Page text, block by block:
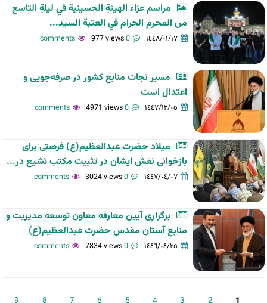
مراسم عزاء الهيئةِ الحسينية في ليلةِ التاسع
من المحرم الحرام في العتبة السيد...
١٤٤٨/٠١/١٧ 0 comments
977 views
مسیر نجات منابع کشور در صرفه‌جویی و
اعتدال است
١٤٤٧/١٢/٠٥ 0 comments
4971 views
میلاد حضرت عبدالعظیم(ع) فرصتی برای
بازخوانی نقش ایشان در تثبیت مکتب تشیع در...
١٤٤٧/٠٤/٠٧ 0 comments
3024 views
برگزاری آیین معارفه معاون توسعه مدیریت و
منابع آستان‌ مقدس‌ حضرت‌ عبدالعظیم(ع)
١٤٤٦/٠٤/٢٥ 0 comments
7834 views